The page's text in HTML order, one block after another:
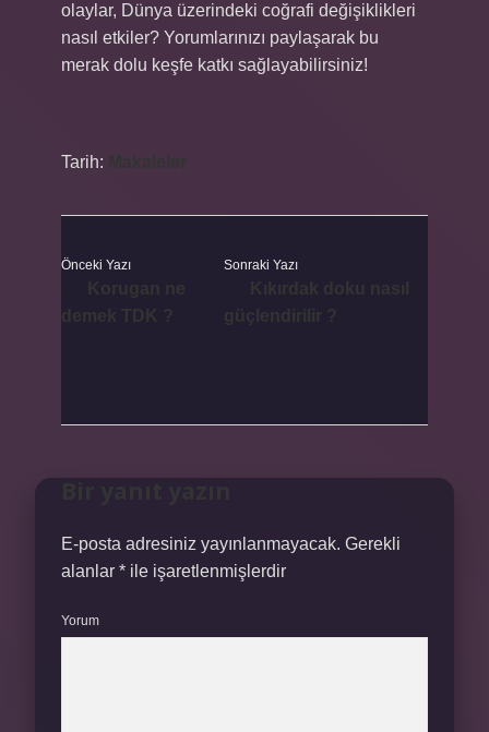
olaylar, Dünya üzerindeki coğrafi değişiklikleri
nasıl etkiler? Yorumlarınızı paylaşarak bu
merak dolu keşfe katkı sağlayabilirsiniz!
Tarih:
Önceki Yazı Sonraki Yazı
E-posta adresiniz yayınlanmayacak. Gerekli
alanlar * ile işaretlenmişlerdir
Yorum